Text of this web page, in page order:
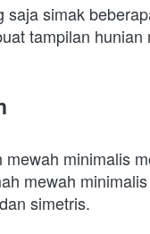
simak
tampilan
minimalis
mewah
simetris.